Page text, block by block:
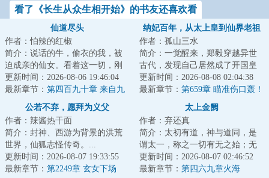
看了《长生从众生相开始》的书友还喜欢看
仙道尽头
作者：怕辣的红椒
简介：说话的牛，偷衣的我，被
迫成亲的仙女。看着这一切，刚
刚穿越过来的江满感觉莫名的熟
悉。...
更新时间：2026-08-06 19:46:04
最新章节： 第四百九十章 来自九
州之主的召唤
纳妃百年，从太上皇到仙界老祖
作者：孤山三水
简介：一觉醒来，郑毅穿越异世
古代，发现自己居然成了开国皇
帝。还没等他反应过来，就有皇
子谋反成功，弑...
更新时间：2026-08-08 02:04:38
最新章节： 第659章 瞄准伤口轰！
公若不弃，愿拜为义父
作者：辣酱热干面
简介：封神、西游为背景的洪荒
世界，仙狐志怪传奇。...
更新时间：2026-08-07 19:33:55
最新章节： 第2249章 玄女下场
太上金阙
作者：弃还真
简介：太初有道，神与道同，是
谓太一，称之一切有无之始；无
极之先，阴阳之母，是谓太上，
称之辟地天开之...
更新时间：2026-08-07 02:46:52
最新章节： 第四六九章火海